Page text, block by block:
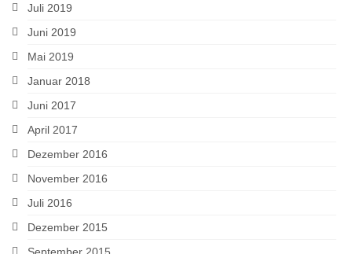
Juli 2019
Juni 2019
Mai 2019
Januar 2018
Juni 2017
April 2017
Dezember 2016
November 2016
Juli 2016
Dezember 2015
September 2015